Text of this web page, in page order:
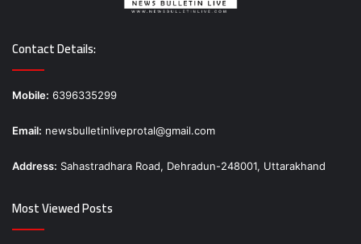
Contact Details:
Mobile: 6396335299
Email: newsbulletinliveprotal@gmail.com
Address: Sahastradhara Road, Dehradun-248001, Uttarakhand
Most Viewed Posts